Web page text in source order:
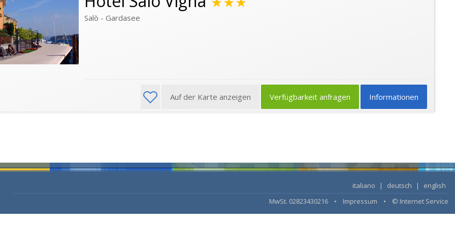
Salò - Gardasee
Informationen
Verfügbarkeit anfragen
Auf der Karte anzeigen
italiano | deutsch |
english
MwSt. 02823430216 • Impressum • © Internet Service